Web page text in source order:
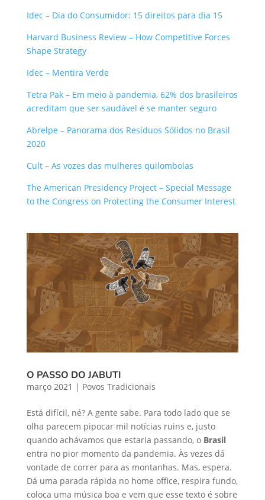
Idec – Dia do Consumidor: 15 direitos para dia 15
Harvard Business Review – How Competitive Forces
Shape Strategy
Idec – Mentira Verde
Tetra Pak – Em meio à pandemia, 62% dos brasileiros
acreditam que ser saudável é se manter seguro
Abrelpe – Panorama dos Resíduos Sólidos no Brasil
2020
Cult – As vozes das mulheres quilombolas
The American Presidency Project – Special Message
to the Congress on Protecting the Consumer Interest
O PASSO DO JABUTI
março 2021 | Povos Tradicionais
Está difícil, né? A gente sabe. Para todo lado que se
olha parecem pipocar mil notícias ruins e, justo
quando achávamos que estaria passando, o Brasil
entra no pior momento da pandemia. Às vezes dá
vontade de correr para as montanhas. Mas, espera.
Dá uma parada rápida no home office, respira fundo,
coloca uma música boa e vem que esse texto é sobre